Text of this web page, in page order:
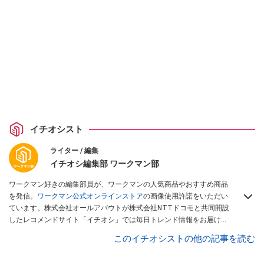
イチオシスト
ライター / 編集
イチオシ編集部 ワークマン部
ワークマン好きの編集部員が、ワークマンの人気商品やおすすめ商品
を発信。 ワークマン公式オンラインストアの画像使用許諾をいただい
ています。株式会社オールアバウトが株式会社NTTドコモと共同開設
したレコメンドサイト「イチオシ」では毎日トレンド情報をお届け。
このイチオシストの他の記事を読む